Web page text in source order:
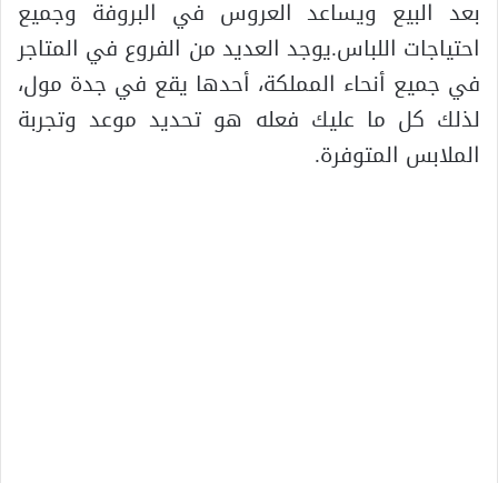
بعد البيع ويساعد العروس في البروفة وجميع
احتياجات اللباس.يوجد العديد من الفروع في المتاجر
في جميع أنحاء المملكة، أحدها يقع في جدة مول،
لذلك كل ما عليك فعله هو تحديد موعد وتجربة
الملابس المتوفرة.